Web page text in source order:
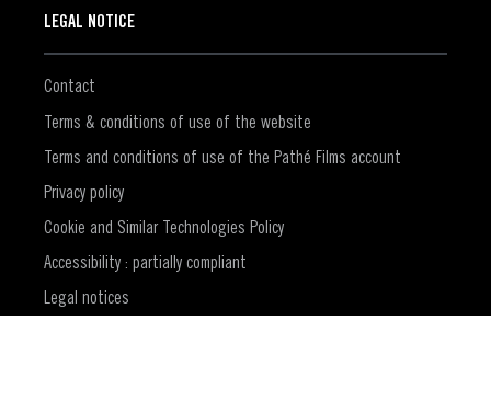
LEGAL NOTICE
Contact
Terms & conditions of use of the website
Terms and conditions of use of the Pathé Films account
Privacy policy
Cookie and Similar Technologies Policy
Accessibility : partially compliant
Legal notices